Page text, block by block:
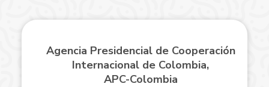
Agencia Presidencial de Cooperación
Internacional de Colombia,
APC-Colombia